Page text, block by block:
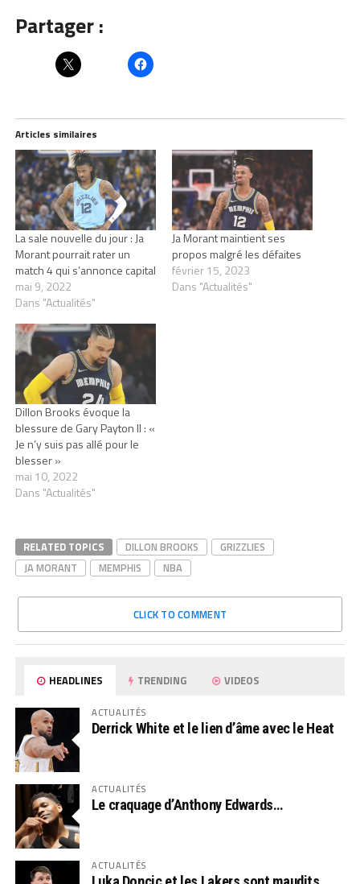
Partager :
Articles similaires
La sale nouvelle du jour : Ja
Morant pourrait rater un
match 4 qui s’annonce capital
mai 9, 2022
Dans "Actualités"
Ja Morant maintient ses
propos malgré les défaites
février 15, 2023
Dans "Actualités"
Dillon Brooks évoque la
blessure de Gary Payton II : «
Je n’y suis pas allé pour le
blesser »
mai 10, 2022
Dans "Actualités"
RELATED TOPICS DILLON BROOKS
GRIZZLIES
JA MORANT
MEMPHIS NBA
CLICK TO COMMENT
HEADLINES TRENDING VIDEOS
ACTUALITÉS
Derrick White et le lien d’âme avec le Heat
ACTUALITÉS
Le craquage d’Anthony Edwards…
ACTUALITÉS